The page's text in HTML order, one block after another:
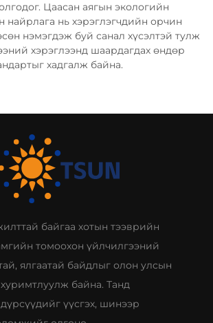
Цаасан аягын экологийн
найрлага нь хэрэглэгчдийн орчин
нэмэгдэж буй санал хүсэлтэй тулж
хэрэглээнд шаардагдах өндөр
хадгалж байна.
байгаа хотын тээврийн
томоохон үйлчилгээний
ялгаатай байдлыг олон улсын
байна. Танд
үүсгэх, шинээр